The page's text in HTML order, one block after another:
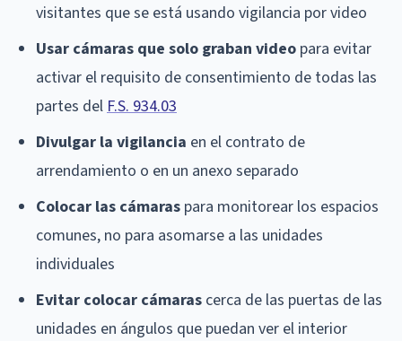
visitantes que se está usando vigilancia por video
Usar cámaras que solo graban video para evitar
activar el requisito de consentimiento de todas las
partes del F.S. 934.03
Divulgar la vigilancia en el contrato de
arrendamiento o en un anexo separado
Colocar las cámaras para monitorear los espacios
comunes, no para asomarse a las unidades
individuales
Evitar colocar cámaras cerca de las puertas de las
unidades en ángulos que puedan ver el interior